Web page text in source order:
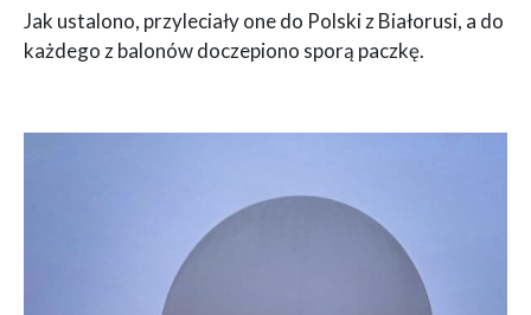
Jak ustalono, przyleciały one do Polski z Białorusi, a do
każdego z balonów doczepiono sporą paczkę.